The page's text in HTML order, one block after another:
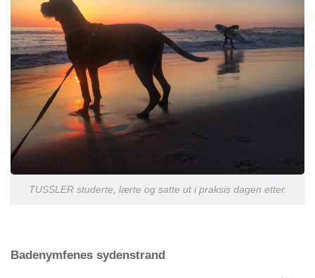
TUSSLER studerte, lærte og satte ut i praksis dagen etter.
Badenymfenes sydenstrand